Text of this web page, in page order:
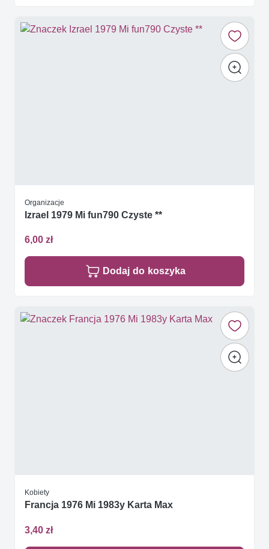
Organizacje
Izrael 1979 Mi fun790 Czyste **
6,00 zł
Dodaj do koszyka
Kobiety
Francja 1976 Mi 1983y Karta Max
3,40 zł